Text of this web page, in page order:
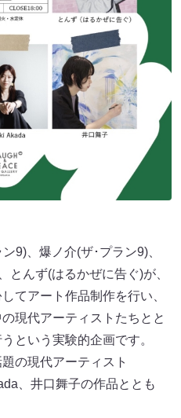
9)、爆ノ介(ザ･プラン9)、
とんず(はるかぜに告ぐ)が、
てアート作品制作を行い、
現代アーティストたちとと
という実験的企画です。
の現代アーティスト
、井口舞子の作品ととも